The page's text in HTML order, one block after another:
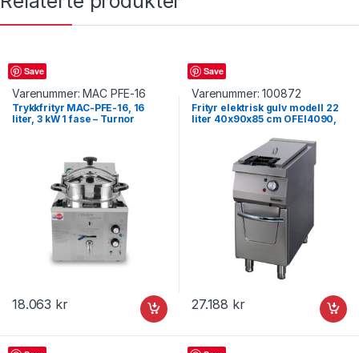
Save
Frityr
Varenummer:MAC PFE-16
Trykkfrityr MAC-PFE-16, 16
liter, 3 kW 1 fase – Turnor
18.063 kr
Save
Frityr
Varenummer:100872
Frityr elektrisk gulv modell 22
liter 40x90x85 cm OFEI4090,
27.188 kr